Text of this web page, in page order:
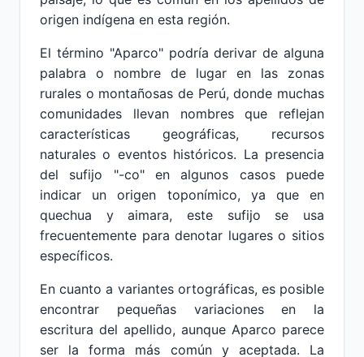
origen indígena en esta región.
El término "Aparco" podría derivar de alguna
palabra o nombre de lugar en las zonas
rurales o montañosas de Perú, donde muchas
comunidades llevan nombres que reflejan
características geográficas, recursos
naturales o eventos históricos. La presencia
del sufijo "-co" en algunos casos puede
indicar un origen toponímico, ya que en
quechua y aimara, este sufijo se usa
frecuentemente para denotar lugares o sitios
específicos.
En cuanto a variantes ortográficas, es posible
encontrar pequeñas variaciones en la
escritura del apellido, aunque Aparco parece
ser la forma más común y aceptada. La